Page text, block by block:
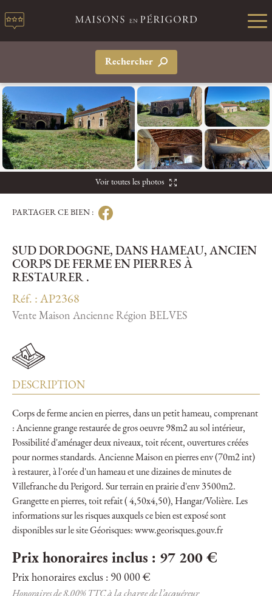
Rechercher
Voir toutes les photos
PARTAGER CE BIEN :
SUD DORDOGNE, DANS HAMEAU, ANCIEN
CORPS DE FERME EN PIERRES À
RESTAURER .
Réf. : AP2368
Vente Maison Ancienne Région BELVES
DESCRIPTION
Corps de ferme ancien en pierres, dans un petit hameau, comprenant
: Ancienne grange restaurée de gros oeuvre 98m2 au sol intérieur,
Possibilité d'aménager deux niveaux, toit récent, ouvertures créées
pour normes standards. Ancienne Maison en pierres env (70m2 int)
à restaurer, à l'orée d'un hameau et une dizaines de minutes de
Villefranche du Perigord. Sur terrain en prairie d'env 3500m2.
Grangette en pierres, toit refait ( 4,50x4,50), Hangar/Volière. Les
informations sur les risques auxquels ce bien est exposé sont
disponibles sur le site Géorisques: www.georisques.gouv.fr
Prix honoraires inclus : 97 200 €
Prix honoraires exclus : 90 000 €